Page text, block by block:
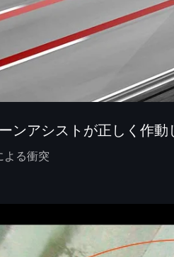
ンアシストが正しく作動
よる衝突